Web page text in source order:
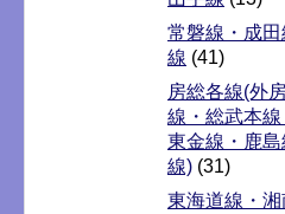
常磐線・成
線 (41)
房総各線(外
線・総武本線
東金線・鹿
線) (31)
東海道線・湘